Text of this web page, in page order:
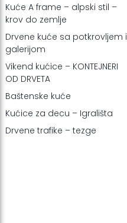
Kuće A frame – alpski stil –
krov do zemlje
Drvene kuće sa potkrovljem i
galerijom
Vikend kućice – KONTEJNERI
OD DRVETA
Baštenske kuće
Kućice za decu – Igrališta
Drvene trafike – tezge